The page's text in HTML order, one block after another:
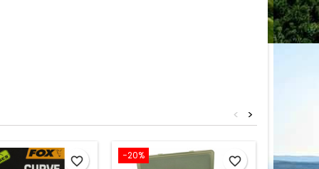
>
<
favorite_border −20% favorite_border